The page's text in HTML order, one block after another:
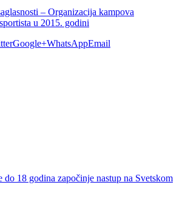
– Organizacija kampova
u 2015. godini
Google+WhatsAppEmail
do 18 godina započinje nastup na Svetskom